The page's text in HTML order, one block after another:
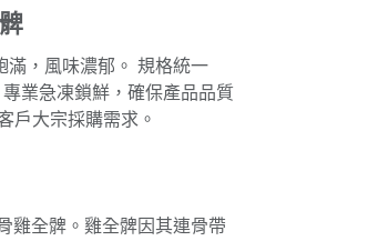
滿，風味濃郁。 規格統一
業急凍鎖鮮，確保產品品質
戶大宗採購需求。
雞全髀。雞全髀因其連骨帶